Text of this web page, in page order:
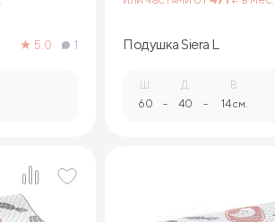
5.0 1 Подушка Siera L
Ш.
60 -
Д.
40 -
В.
14 см.